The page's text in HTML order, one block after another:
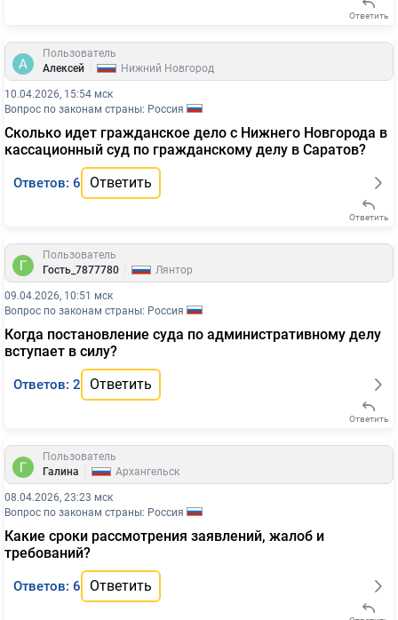
Ответить
Пользователь
Алексей
Нижний Новгород
10.04.2026, 15:54 мск
Вопрос по законам страны: Россия
Сколько идет гражданское дело с Нижнего Новгорода в
кассационный суд по гражданскому делу в Саратов?
Ответов: 6 Ответить
Ответить
Пользователь
Гость_7877780
Лянтор
09.04.2026, 10:51 мск
Вопрос по законам страны: Россия
Когда постановление суда по административному делу
вступает в силу?
Ответов: 2 Ответить
Ответить
Пользователь
Галина
Архангельск
08.04.2026, 23:23 мск
Вопрос по законам страны: Россия
Какие сроки рассмотрения заявлений, жалоб и
требований?
Ответов: 6 Ответить